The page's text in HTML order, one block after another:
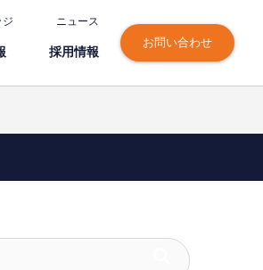
ニュース
採⽤情報
お問い合わせ